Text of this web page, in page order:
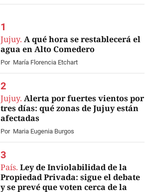
Jujuy. A qué hora se restablecerá el
agua en Alto Comedero
Por María Florencia Etchart
Jujuy. Alerta por fuertes vientos por
tres días: qué zonas de Jujuy están
afectadas
Por Maria Eugenia Burgos
País. Ley de Inviolabilidad de la
Propiedad Privada: sigue el debate
y se prevé que voten cerca de la